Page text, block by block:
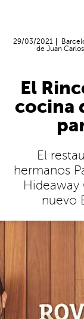
29/03/2021
de Juan
El
cocina
El
hermanos
Hideaway
nuevo